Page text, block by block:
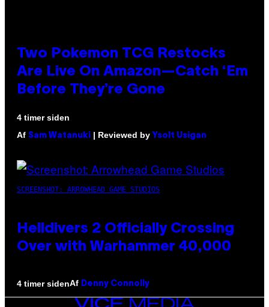
Two Pokemon TCG Restocks
Are Live On Amazon—Catch ‘Em
Before They’re Gone
4 timer siden
Af Sam Watanuki | Reviewed by Ysolt Usigan
SCREENSHOT: ARROWHEAD GAME STUDIOS
Helldivers 2 Officially Crossing
Over with Warhammer 40,000
4 timer sidenAf Denny Connolly
VICE